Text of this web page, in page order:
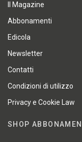
Il Magazine
Abbonamenti
Edicola
Newsletter
Contatti
Condizioni di utilizzo
Privacy e Cookie Law
SHOP